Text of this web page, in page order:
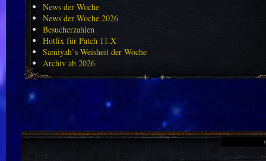
News der Woche
News der Woche 2026
Besucherzahlen
Hotfix für Patch 11.X
Samiyah`s Weisheit der Woche
Archiv ab 2026